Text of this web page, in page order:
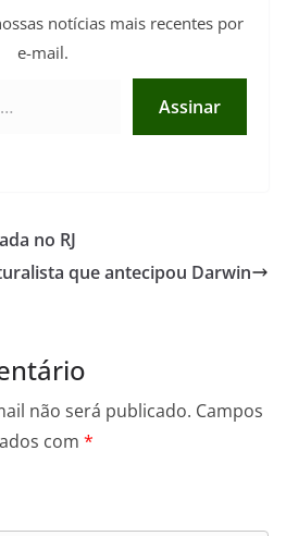
notícias mais recentes por
e-mail.
Assinar
no RJ
que antecipou Darwin
não será publicado. Campos
com *